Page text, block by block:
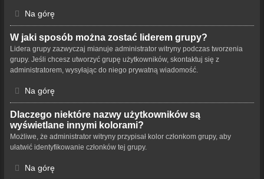
Na górę
W jaki sposób można zostać liderem grupy?
Lidera grupy zazwyczaj mianuje administrator witryny podczas tworzenia
grupy. Jeśli chcesz utworzyć grupę użytkowników, skontaktuj się z
administratorem, wysyłając do niego prywatną wiadomość.
Na górę
Dlaczego niektóre nazwy użytkowników są
wyświetlane innymi kolorami?
Możliwe, że administrator witryny przypisał kolor członkom grupy, aby
ułatwić identyfikowanie członków tej grupy.
Na górę